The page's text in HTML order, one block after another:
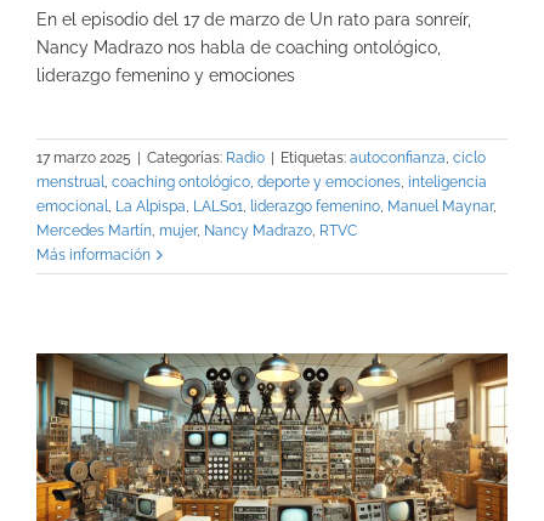
En el episodio del 17 de marzo de Un rato para sonreír,
Nancy Madrazo nos habla de coaching ontológico,
liderazgo femenino y emociones
17 marzo 2025 Categorías: Radio Etiquetas: autoconfianza, ciclo
menstrual, coaching ontológico, deporte y emociones, inteligencia
emocional, La Alpispa, LALS01, liderazgo femenino, Manuel Maynar,
Mercedes Martín, mujer, Nancy Madrazo, RTVC
Más información